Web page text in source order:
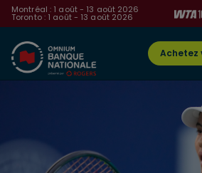
Montréal : 1 août - 13 août 2026
Toronto : 1 août - 13 août 2026
Achetez